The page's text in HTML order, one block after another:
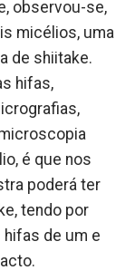
observou-se,
micélios, uma
de shiitake.
hifas,
é que nos
poderá ter
tendo por
de um e